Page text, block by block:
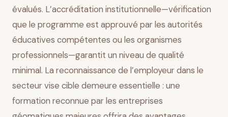
évalués. L’accréditation institutionnelle—vérification
que le programme est approuvé par les autorités
éducatives compétentes ou les organismes
professionnels—garantit un niveau de qualité
minimal. La reconnaissance de l’employeur dans le
secteur vise cible demeure essentielle : une
formation reconnue par les entreprises